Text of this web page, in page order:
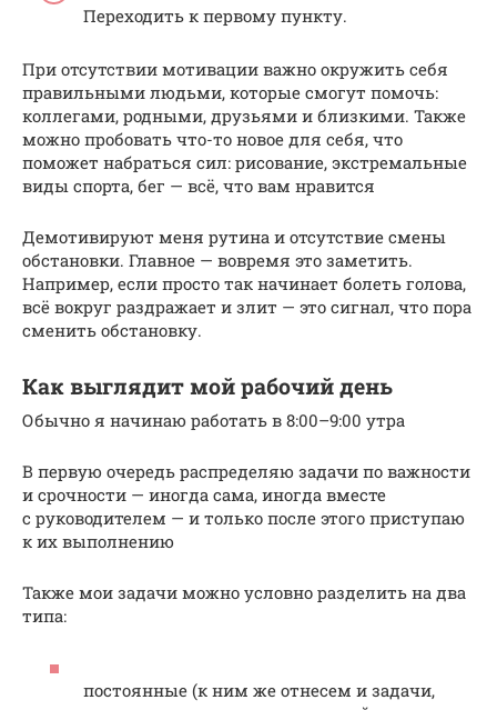
Переходить к первому пункту.
При отсутствии мотивации важно окружить себя
правильными людьми, которые смогут помочь:
коллегами, родными, друзьями и близкими. Также
можно пробовать что-то новое для себя, что
поможет набраться сил: рисование, экстремальные
виды спорта, бег — всё, что вам нравится
Демотивируют меня рутина и отсутствие смены
обстановки. Главное — вовремя это заметить.
Например, если просто так начинает болеть голова,
всё вокруг раздражает и злит — это сигнал, что пора
сменить обстановку.
Как выглядит мой рабочий день
Обычно я начинаю работать в 8:00–9:00 утра
В первую очередь распределяю задачи по важности
и срочности — иногда сама, иногда вместе
с руководителем — и только после этого приступаю
к их выполнению
Также мои задачи можно условно разделить на два
типа:
постоянные (к ним же отнесем и задачи,